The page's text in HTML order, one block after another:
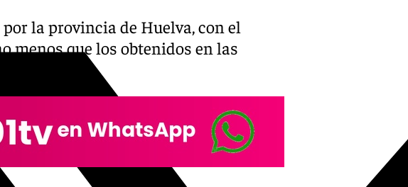
por la provincia de Huelva, con el
menos que los obtenidos en las